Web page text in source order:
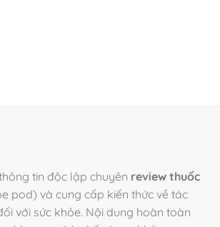
tin độc lập chuyên review thuốc
pod) và cung cấp kiến thức về tác
với sức khỏe. Nội dung hoàn toàn